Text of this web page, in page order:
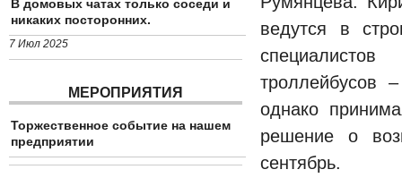
ведутся в
троллейбусов
однако
решение о
сентябрь.
В домовых чатах только соседи и
никаких посторонних.
7 Июл 2025
МЕРОПРИЯТИЯ
Торжественное событие на нашем
предприятии